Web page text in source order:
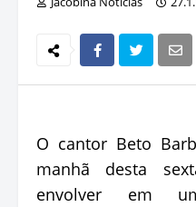
O cantor Beto
manhã desta
envolver em